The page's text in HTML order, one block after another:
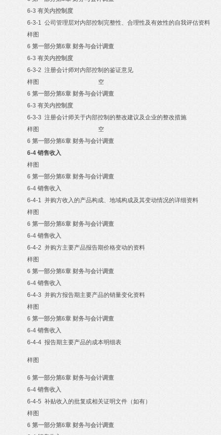
6-3 有关内控制度
6-3-1 公司管理层对内部控制完整性、合理性及有效性的自我评估资料
样图
6 第一部分第6章 财务与会计调查
6-3 有关内控制度
6-3-2 注册会计师对内部控制的鉴证意见
样图
空
6 第一部分第6章 财务与会计调查
6-3 有关内控制度
6-3-3 注册会计师关于内部控制的整改建议及企业的整改措施
样图
空
6 第一部分第6章 财务与会计调查
6-4 销售收入
样图
6 第一部分第6章 财务与会计调查
6-4 销售收入
6-4-1 并购方收入的产品构成、地域构成及其变动情况的详细资料
样图
6 第一部分第6章 财务与会计调查
6-4 销售收入
6-4-2 并购方主要产品报告期价格变动的资料
样图
6 第一部分第6章 财务与会计调查
6-4 销售收入
6-4-3 并购方报告期主要产品的销量变化资料
样图
6 第一部分第6章 财务与会计调查
6-4 销售收入
6-4-4 报告期主要产品的成本明细表
样图
6 第一部分第6章 财务与会计调查
6-4 销售收入
6-4-5 补贴收入的批复或相关证明文件（如有）
样图
6 第一部分第6章 财务与会计调查